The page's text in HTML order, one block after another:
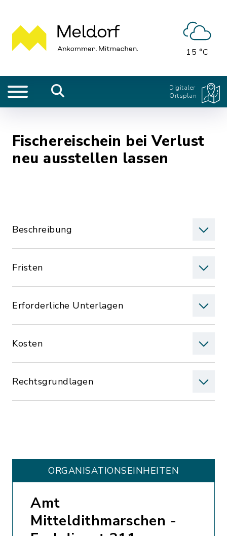
15 °C
Digitaler
Ortsplan
Fischereischein bei Verlust
neu ausstellen lassen
Beschreibung
Fristen
Erforderliche Unterlagen
Kosten
Rechtsgrundlagen
ORGANISATIONS­EINHEITEN
Amt
Mitteldithmarschen -